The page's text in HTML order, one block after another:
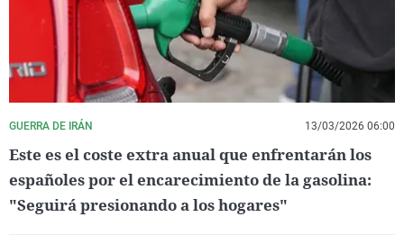
GUERRA DE IRÁN 13/03/2026 06:00
Este es el coste extra anual que enfrentarán los
españoles por el encarecimiento de la gasolina:
"Seguirá presionando a los hogares"